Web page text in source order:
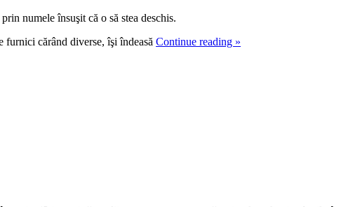
numele însuşit că o să stea deschis.
furnici cărând diverse, îşi îndeasă Continue reading »